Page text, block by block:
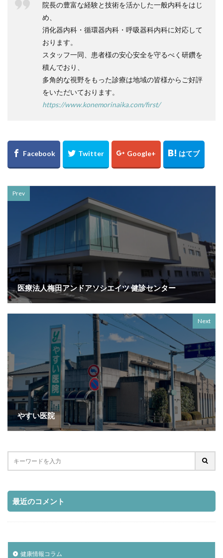
院長の豊富な経験と技術を活かした一般内科をはじ
め、
消化器内科・循環器内科・呼吸器科内科に対応して
おります。
スタッフ一同、患者様の安心安全を守るべく研鑽を
積んでおり、
多角的な視野をもった診療は地域の皆様からご好評
をいただいております。
https://www.konemorinaika.com/first/
Prev
医療法人梅田アンドアソシエイツ 健診センター
Next
やすい医院
最近のコメント
健康情報コラム